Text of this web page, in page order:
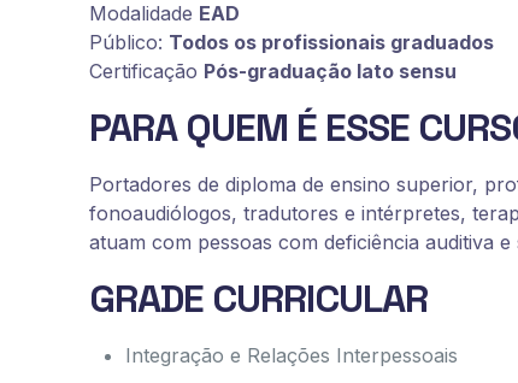
Modalidade EAD
Público: Todos os profissionais graduados
Certificação Pós-graduação lato sensu
PARA QUEM É ESSE
Portadores de diploma de ensino superior,
fonoaudiólogos, tradutores e intérpretes,
atuam com pessoas com deficiência auditiva e
GRADE CURRICULAR
Integração e Relações Interpessoais